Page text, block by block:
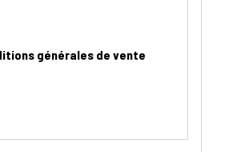
générales de vente